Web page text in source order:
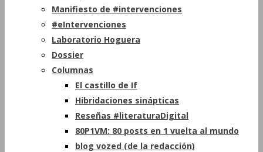
Manifiesto de #intervenciones
#eIntervenciones
Laboratorio Hoguera
Dossier
Columnas
El castillo de If
Hibridaciones sinápticas
Reseñas #literaturaDigital
80P1VM: 80 posts en 1 vuelta al mundo
blog vozed (de la redacción)